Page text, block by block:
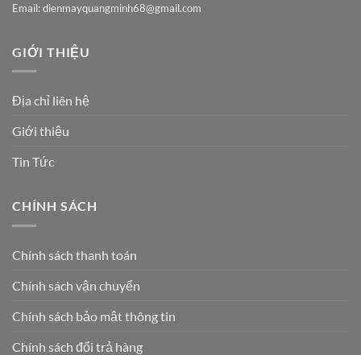
Email:dienmayquangminh68@gmail.com
GIỚI THIỆU
Địa chỉ liên hệ
Giới thiệu
Tin Tức
CHÍNH SÁCH
Chính sách thanh toán
Chính sách vận chuyển
Chính sách bảo mật thông tin
Chính sách đổi trả hàng